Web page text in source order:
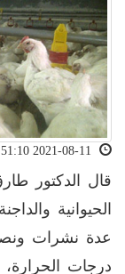
قال الدكتور
الحيوانية
عدة نشرات
درجات الحرارة،